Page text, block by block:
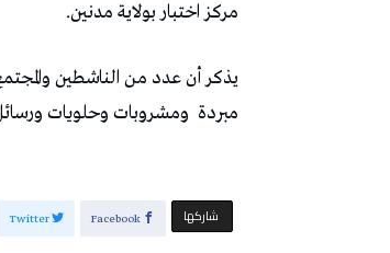
مركز اختبار بولاية مدنين.
يذكر أن عدد من الناشطين والمجتمع
مبردة ومشروبات وحلويات ورسائل
‫‫ شاركها‬ Facebook
Twitter